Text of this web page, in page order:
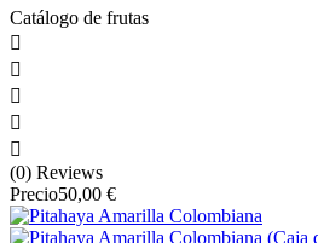
Catálogo de frutas





(0) Reviews
Precio50,00 €